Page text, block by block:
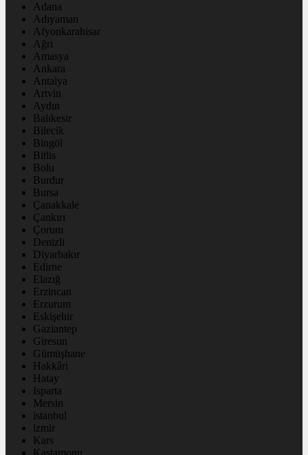
Adana
Adıyaman
Afyonkarahisar
Ağrı
Amasya
Ankara
Antalya
Artvin
Aydın
Balıkesir
Bilecik
Bingöl
Bitlis
Bolu
Burdur
Bursa
Çanakkale
Çankırı
Çorum
Denizli
Diyarbakır
Edirne
Elazığ
Erzincan
Erzurum
Eskişehir
Gaziantep
Giresun
Gümüşhane
Hakkâri
Hatay
Isparta
Mersin
istanbul
izmir
Kars
Kastamonu